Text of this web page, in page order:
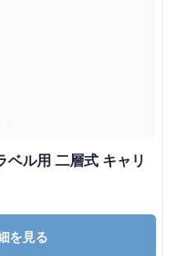
ベル用 二層式 キャリ
を見る